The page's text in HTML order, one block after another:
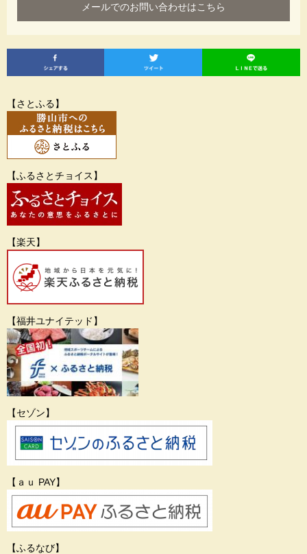
【さとふる】
【ふるさとチョイス】
【楽天】
【福井ユナイテッド】
【セゾン】
【ａｕ PAY】
【ふるなび】
メールでのお問い合わせはこちら